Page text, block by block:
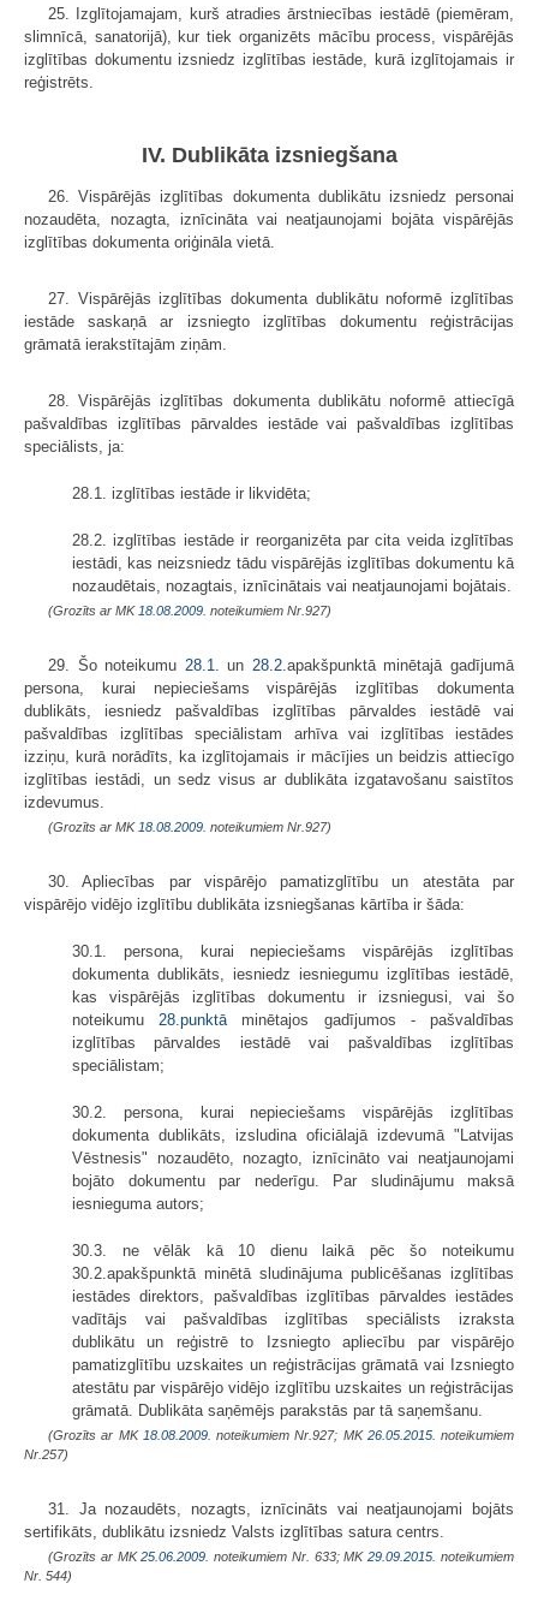
25. Izglītojamajam, kurš atradies ārstniecības iestādē (piemēram,
slimnīcā, sanatorijā), kur tiek organizēts mācību process, vispārējās
izglītības dokumentu izsniedz izglītības iestāde, kurā izglītojamais ir
reģistrēts.
IV. Dublikāta izsniegšana
26. Vispārējās izglītības dokumenta dublikātu izsniedz personai
nozaudēta, nozagta, iznīcināta vai neatjaunojami bojāta vispārējās
izglītības dokumenta oriģināla vietā.
27. Vispārējās izglītības dokumenta dublikātu noformē izglītības
iestāde saskaņā ar izsniegto izglītības dokumentu reģistrācijas
grāmatā ierakstītajām ziņām.
28. Vispārējās izglītības dokumenta dublikātu noformē attiecīgā
pašvaldības izglītības pārvaldes iestāde vai pašvaldības izglītības
speciālists, ja:
28.1. izglītības iestāde ir likvidēta;
28.2. izglītības iestāde ir reorganizēta par cita veida izglītības
iestādi, kas neizsniedz tādu vispārējās izglītības dokumentu kā
nozaudētais, nozagtais, iznīcinātais vai neatjaunojami bojātais.
(Grozīts ar MK 18.08.2009. noteikumiem Nr.927)
29. Šo noteikumu 28.1 . un 28.2.apakš­punktā minētajā gadījumā
persona, kurai nepieciešams vispārējās izglītības dokumenta
dublikāts, iesniedz pašvaldības izglītības pārvaldes iestādē vai
pašvaldības izglītības speciālistam arhīva vai izglītības iestādes
izziņu, kurā norādīts, ka izglītojamais ir mācījies un beidzis attiecīgo
izglītības iestādi, un sedz visus ar dublikāta izgatavošanu saistītos
izdevumus.
(Grozīts ar MK 18.08.2009. noteikumiem Nr.927)
30. Apliecības par vispārējo pamatizglītību un atestāta par
vispārējo vidējo izglītību dublikāta izsniegšanas kārtība ir šāda:
30.1. persona, kurai nepieciešams vispārējās izglītības
dokumenta dublikāts, iesniedz iesniegumu izglītības iestādē,
kas vispārējās izglītības dokumentu ir izsniegusi, vai šo
noteikumu 28.punktā minētajos gadījumos - pašvaldības
izglītības pārvaldes iestādē vai pašvaldības izglītības
speciālistam;
30.2. persona, kurai nepieciešams vispārējās izglītības
dokumenta dublikāts, izsludina oficiālajā izdevumā "Latvijas
Vēstnesis" nozaudēto, nozagto, iznīcināto vai neatjaunojami
bojāto dokumentu par nederīgu. Par sludinājumu maksā
iesnieguma autors;
30.3. ne vēlāk kā 10 dienu laikā pēc šo noteikumu
30.2.apakšpunktā minētā sludinājuma publicēšanas izglītības
iestādes direktors, pašvaldības izglītības pārvaldes iestādes
vadītājs vai pašvaldības izglītības speciālists izraksta
dublikātu un reģistrē to Izsniegto apliecību par vispārējo
pamatizglītību uzskaites un reģistrācijas grāmatā vai Izsniegto
atestātu par vispārējo vidējo izglītību uzskaites un reģistrācijas
grāmatā. Dublikāta saņēmējs parakstās par tā saņemšanu.
(Grozīts ar MK 18.08.2009. noteikumiem Nr.927; MK 26.05.2015. noteikumiem
Nr.257)
31. Ja nozaudēts, nozagts, iznīcināts vai neatjaunojami bojāts
sertifikāts, dublikātu izsniedz Valsts izglītības satura centrs.
(Grozīts ar MK25.06.2009. noteikumiem Nr. 633; MK29.09.2015. noteikumiem
Nr. 544)